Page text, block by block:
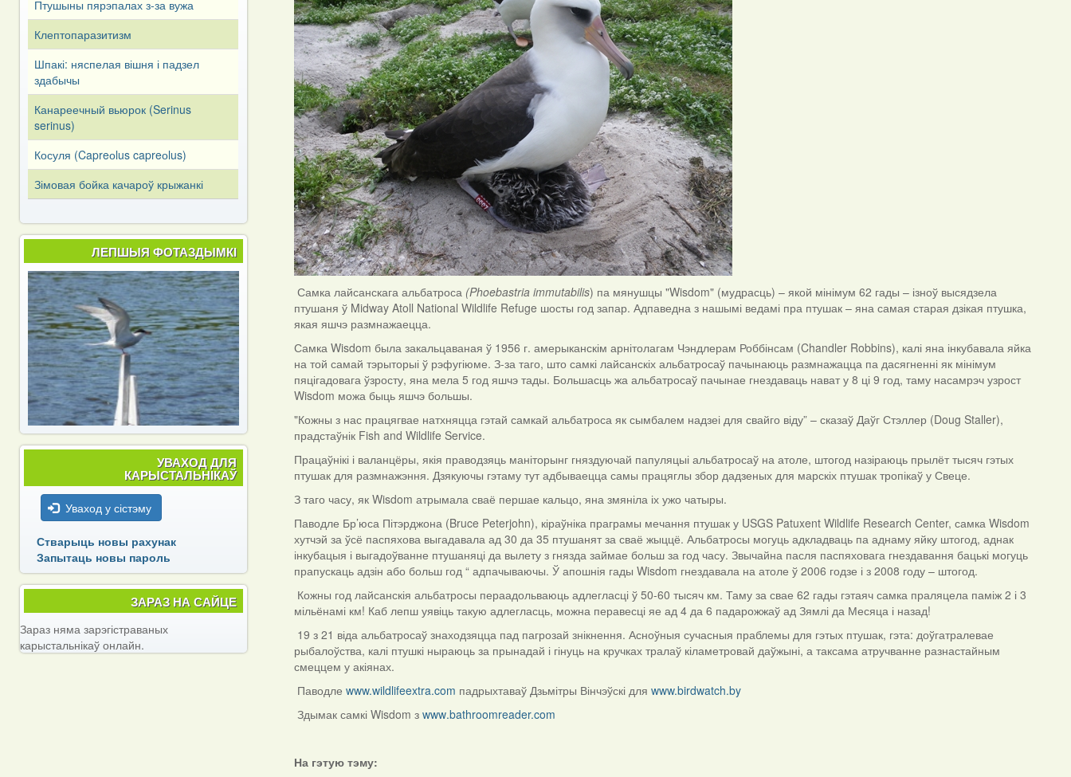
Самка лайсанскага альбатроса (Phoebastria immutabilis) па мянушцы "Wisdom" (мудрасць) – якой мінімум 62 гады – ізноў высядзела
птушаня ў Midway Atoll National Wildlife Refuge шосты год запар. Адпаведна з нашымі ведамі пра птушак – яна самая старая дзікая птушка,
якая яшчэ размнажаецца.
Самка Wisdom была закальцаваная ў 1956 г. амерыканскім арнітолагам Чэндлерам Роббінсам (Chandler Robbins), калі яна інкубавала яйка
на той самай тэрыторыі ў рэфугіюме. З-за таго, што самкі лайсанскіх альбатросаў пачынаюць размнажацца па дасягненні як мінімум
пяцігадовага ўзросту, яна мела 5 год яшчэ тады. Большасць жа альбатросаў пачынае гнездаваць нават у 8 ці 9 год, таму насамрэч узрост
Wisdom можа быць яшчэ большы.
"Кожны з нас працягвае натхняцца гэтай самкай альбатроса як сымбалем надзеі для свайго віду” – сказаў Даўг Стэллер (Doug Staller),
прадстаўнік Fish and Wildlife Service.
Працаўнікі і валанцёры, якія праводзяць маніторынг гняздуючай папуляцыі альбатросаў на атоле, штогод назіраюць прылёт тысяч гэтых
птушак для размнажэння. Дзякуючы гэтаму тут адбываецца самы працяглы збор дадзеных для марскіх птушак тропікаў у Свеце.
З таго часу, як Wisdom атрымала сваё першае кальцо, яна змяніла іх ужо чатыры.
Паводле Бр’юса Пітэрджона (Bruce Peterjohn), кіраўніка праграмы мечання птушак у USGS Patuxent Wildlife Research Center, самка Wisdom
хутчэй за ўсё паспяхова выгадавала ад 30 да 35 птушанят за сваё жыццё. Альбатросы могуць адкладваць па аднаму яйку штогод, аднак
інкубацыя і выгадоўванне птушаняці да вылету з гнязда займае больш за год часу. Звычайна пасля паспяховага гнездавання бацькі могуць
прапускаць адзін або больш год “ адпачываючы. Ў апошнія гады Wisdom гнездавала на атоле ў 2006 годзе і з 2008 году – штогод.
Кожны год лайсанскія альбатросы пераадольваюць адлегласці ў 50-60 тысяч км. Таму за свае 62 гады гэтаяч самка праляцела паміж 2 і 3
мільёнамі км! Каб лепш уявіць такую адлегласць, можна перавесці яе ад 4 да 6 падарожжаў ад Зямлі да Месяца і назад!
19 з 21 віда альбатросаў знаходзяцца пад пагрозай знікнення. Асноўныя сучасныя праблемы для гэтых птушак, гэта: доўгатралевае
рыбалоўства, калі птушкі ныраюць за прынадай і гінуць на кручках тралаў кіламетровай даўжыні, а таксама атручванне разнастайным
смеццем у акіянах.
Паводле www.wildlifeextra.com падрыхтаваў Дзьмітры Вінчэўскі для www.birdwatch.by
Здымак самкіWisdom зwww.bathroomreader.com
На гэтую тэму:
Птушыны пярэпалах з-за вужа
Клептопаразитизм
Шпакі: няспелая вішня і падзел
здабычы
Канареечный вьюрок (Serinus
serinus)
Косуля (Capreоlus capreоlus)
Зімовая бойка качароў крыжанкі
ЛЕПШЫЯ ФОТАЗДЫМКІ
УВАХОД ДЛЯ
КАРЫСТАЛЬНІКАЎ
Уваход у сістэму
Стварыць новы рахунак
Запытаць новы пароль
ЗАРАЗ НА САЙЦЕ
Зараз няма зарэгістраваных
карыстальнікаў онлайн.